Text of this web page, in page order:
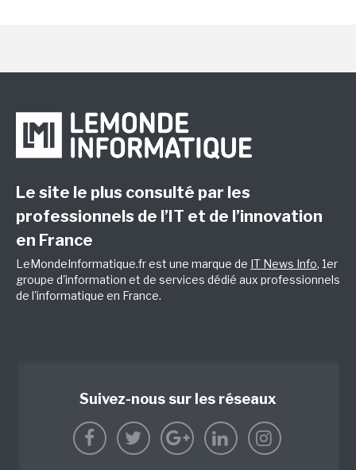
Le site le plus consulté par les
professionnels de l’IT et de l’innovation
en France
LeMondeInformatique.fr est une marque de IT News Info, 1er
groupe d'information et de services dédié aux professionnels
de l'informatique en France.
Suivez-nous sur les réseaux